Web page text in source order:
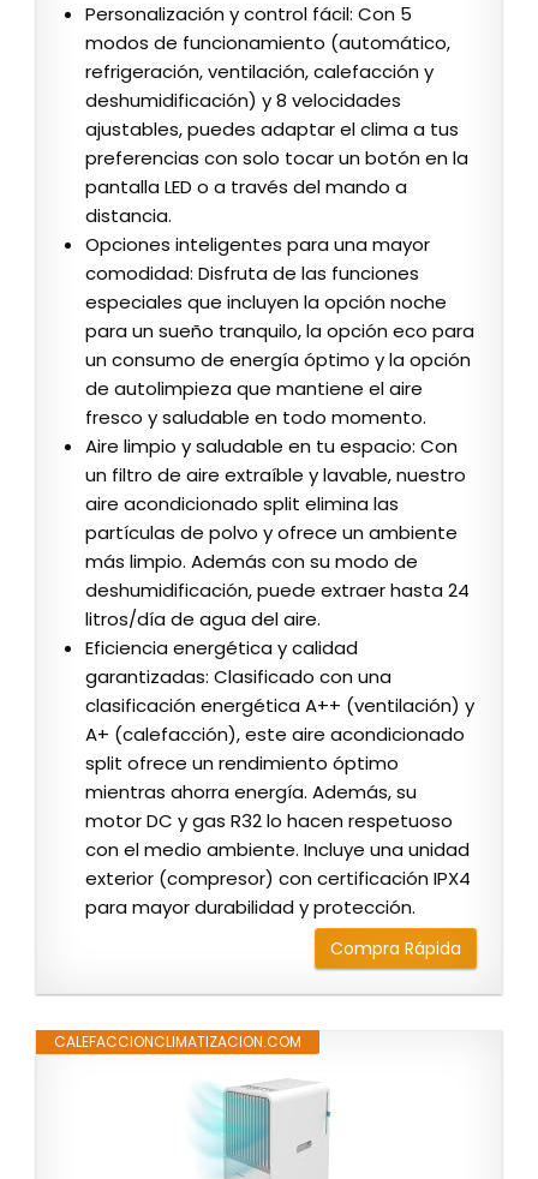
Personalización y control fácil: Con 5
modos de funcionamiento (automático,
refrigeración, ventilación, calefacción y
deshumidificación) y 8 velocidades
ajustables, puedes adaptar el clima a tus
preferencias con solo tocar un botón en la
pantalla LED o a través del mando a
distancia.
Opciones inteligentes para una mayor
comodidad: Disfruta de las funciones
especiales que incluyen la opción noche
para un sueño tranquilo, la opción eco para
un consumo de energía óptimo y la opción
de autolimpieza que mantiene el aire
fresco y saludable en todo momento.
Aire limpio y saludable en tu espacio: Con
un filtro de aire extraíble y lavable, nuestro
aire acondicionado split elimina las
partículas de polvo y ofrece un ambiente
más limpio. Además con su modo de
deshumidificación, puede extraer hasta 24
litros/día de agua del aire.
Eficiencia energética y calidad
garantizadas: Clasificado con una
clasificación energética A++ (ventilación) y
A+ (calefacción), este aire acondicionado
split ofrece un rendimiento óptimo
mientras ahorra energía. Además, su
motor DC y gas R32 lo hacen respetuoso
con el medio ambiente. Incluye una unidad
exterior (compresor) con certificación IPX4
para mayor durabilidad y protección.
Compra Rápida
CALEFACCIONCLIMATIZACION.COM